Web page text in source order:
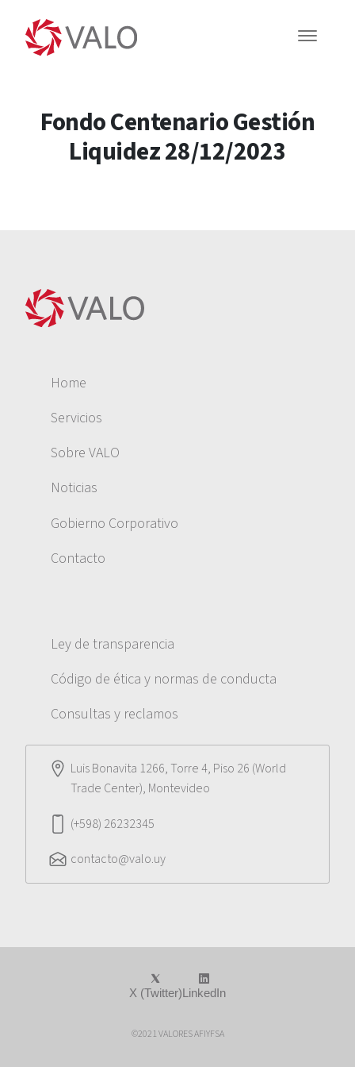
Fondo Centenario Gestión
Liquidez 28/12/2023
Home
Servicios
Sobre VALO
Noticias
Gobierno Corporativo
Contacto
Ley de transparencia
Código de ética y normas de conducta
Consultas y reclamos
Luis Bonavita 1266, Torre 4, Piso 26 (World
Trade Center), Montevideo
(+598) 26232345
contacto@valo.uy
©2021 VALORES AFIYFSA
X (Twitter)LinkedIn